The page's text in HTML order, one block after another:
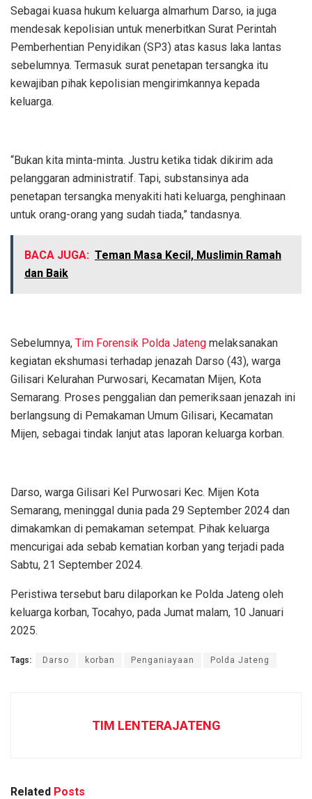
Sebagai kuasa hukum keluarga almarhum Darso, ia juga
mendesak kepolisian untuk menerbitkan Surat Perintah
Pemberhentian Penyidikan (SP3) atas kasus laka lantas
sebelumnya. Termasuk surat penetapan tersangka itu
kewajiban pihak kepolisian mengirimkannya kepada
keluarga.
“Bukan kita minta-minta. Justru ketika tidak dikirim ada
pelanggaran administratif. Tapi, substansinya ada
penetapan tersangka menyakiti hati keluarga, penghinaan
untuk orang-orang yang sudah tiada,” tandasnya.
BACA JUGA: Teman Masa Kecil, Muslimin Ramah
dan Baik
Sebelumnya, Tim Forensik Polda Jateng melaksanakan
kegiatan ekshumasi terhadap jenazah Darso (43), warga
Gilisari Kelurahan Purwosari, Kecamatan Mijen, Kota
Semarang. Proses penggalian dan pemeriksaan jenazah ini
berlangsung di Pemakaman Umum Gilisari, Kecamatan
Mijen, sebagai tindak lanjut atas laporan keluarga korban.
Darso, warga Gilisari Kel Purwosari Kec. Mijen Kota
Semarang, meninggal dunia pada 29 September 2024 dan
dimakamkan di pemakaman setempat. Pihak keluarga
mencurigai ada sebab kematian korban yang terjadi pada
Sabtu, 21 September 2024.
Peristiwa tersebut baru dilaporkan ke Polda Jateng oleh
keluarga korban, Tocahyo, pada Jumat malam, 10 Januari
2025.
Tags: Darso korban Penganiayaan Polda Jateng
TIM LENTERAJATENG
Related Posts